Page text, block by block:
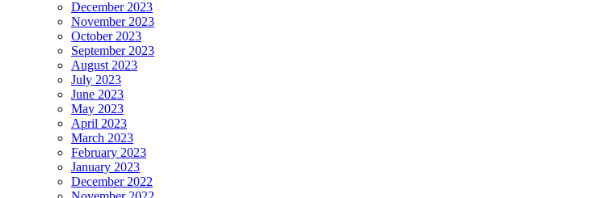
December 2023
November 2023
October 2023
September 2023
August 2023
July 2023
June 2023
May 2023
April 2023
March 2023
February 2023
January 2023
December 2022